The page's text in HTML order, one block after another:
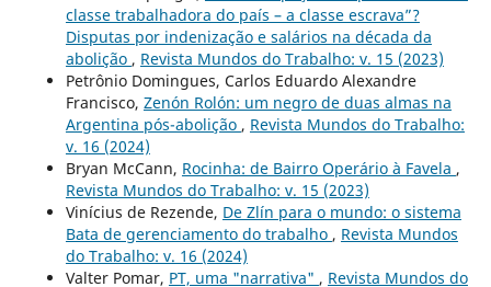
classe trabalhadora do país – a classe escrava”?
Disputas por indenização e salários na década da
abolição , Revista Mundos do Trabalho: v. 15 (2023)
Petrônio Domingues, Carlos Eduardo Alexandre
Francisco, Zenón Rolón: um negro de duas almas na
Argentina pós-abolição , Revista Mundos do Trabalho:
v. 16 (2024)
Bryan McCann, Rocinha: de Bairro Operário à Favela ,
Revista Mundos do Trabalho: v. 15 (2023)
Vinícius de Rezende, De Zlín para o mundo: o sistema
Bata de gerenciamento do trabalho , Revista Mundos
do Trabalho: v. 16 (2024)
Valter Pomar, PT, uma "narrativa" , Revista Mundos do